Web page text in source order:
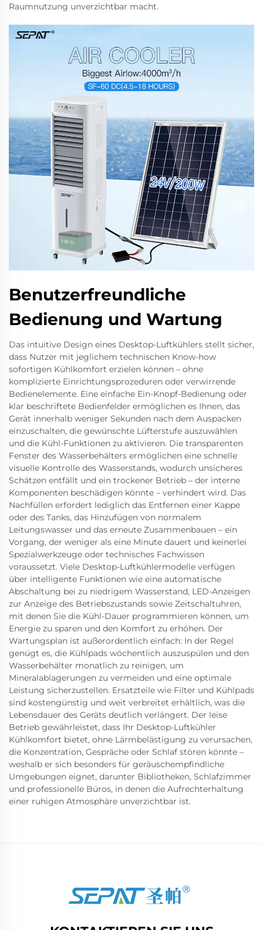
Raumnutzung unverzichtbar macht.
Benutzerfreundliche
Bedienung und Wartung
Das intuitive Design eines Desktop-Luftkühlers stellt sicher,
dass Nutzer mit jeglichem technischen Know-how
sofortigen Kühlkomfort erzielen können – ohne
komplizierte Einrichtungsprozeduren oder verwirrende
Bedienelemente. Eine einfache Ein-Knopf-Bedienung oder
klar beschriftete Bedienfelder ermöglichen es Ihnen, das
Gerät innerhalb weniger Sekunden nach dem Auspacken
einzuschalten, die gewünschte Lüfterstufe auszuwählen
und die Kühl-Funktionen zu aktivieren. Die transparenten
Fenster des Wasserbehälters ermöglichen eine schnelle
visuelle Kontrolle des Wasserstands, wodurch unsicheres
Schätzen entfällt und ein trockener Betrieb – der interne
Komponenten beschädigen könnte – verhindert wird. Das
Nachfüllen erfordert lediglich das Entfernen einer Kappe
oder des Tanks, das Hinzufügen von normalem
Leitungswasser und das erneute Zusammenbauen – ein
Vorgang, der weniger als eine Minute dauert und keinerlei
Spezialwerkzeuge oder technisches Fachwissen
voraussetzt. Viele Desktop-Luftkühlermodelle verfügen
über intelligente Funktionen wie eine automatische
Abschaltung bei zu niedrigem Wasserstand, LED-Anzeigen
zur Anzeige des Betriebszustands sowie Zeitschaltuhren,
mit denen Sie die Kühl-Dauer programmieren können, um
Energie zu sparen und den Komfort zu erhöhen. Der
Wartungsplan ist außerordentlich einfach: In der Regel
genügt es, die Kühlpads wöchentlich auszuspülen und den
Wasserbehälter monatlich zu reinigen, um
Mineralablagerungen zu vermeiden und eine optimale
Leistung sicherzustellen. Ersatzteile wie Filter und Kühlpads
sind kostengünstig und weit verbreitet erhältlich, was die
Lebensdauer des Geräts deutlich verlängert. Der leise
Betrieb gewährleistet, dass Ihr Desktop-Luftkühler
Kühlkomfort bietet, ohne Lärmbelästigung zu verursachen,
die Konzentration, Gespräche oder Schlaf stören könnte –
weshalb er sich besonders für geräuschempfindliche
Umgebungen eignet, darunter Bibliotheken, Schlafzimmer
und professionelle Büros, in denen die Aufrechterhaltung
einer ruhigen Atmosphäre unverzichtbar ist.